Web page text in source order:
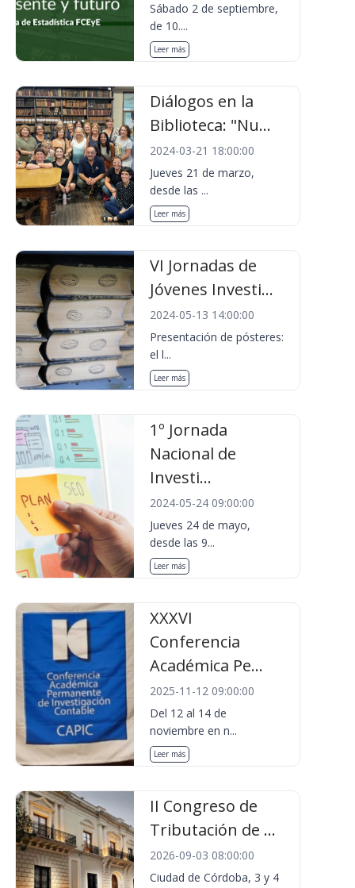
Sábado 2 de septiembre,
de 10....
Leer más
Diálogos en la
Biblioteca: "Nu...
2024-03-21 18:00:00
Jueves 21 de marzo,
desde las ...
Leer más
VI Jornadas de
Jóvenes Investi...
2024-05-13 14:00:00
Presentación de pósteres:
el l...
Leer más
1º Jornada
Nacional de
Investi...
2024-05-24 09:00:00
Jueves 24 de mayo,
desde las 9...
Leer más
XXXVI
Conferencia
Académica Pe...
2025-11-12 09:00:00
Del 12 al 14 de
noviembre en n...
Leer más
II Congreso de
Tributación de ...
2026-09-03 08:00:00
Ciudad de Córdoba, 3 y 4